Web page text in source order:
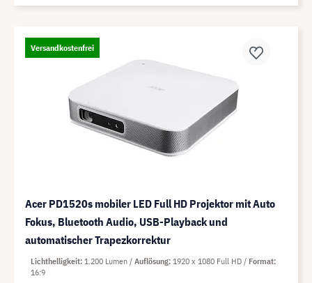
Versandkostenfrei
Acer PD1520s mobiler LED Full HD Projektor mit Auto
Fokus, Bluetooth Audio, USB-Playback und
automatischer Trapezkorrektur
Lichthelligkeit 1.200 Lumen Auflösung 1920 x 1080 Full HD
Format
16:9